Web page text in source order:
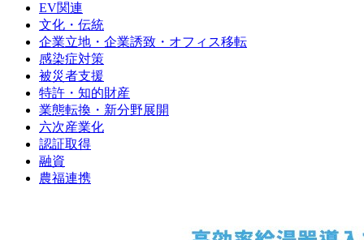
EV関連
文化・伝統
企業立地・企業誘致・オフィス移転
感染症対策
被災者支援
特許・知的財産
業態転換・新分野展開
六次産業化
認証取得
融資
農福連携